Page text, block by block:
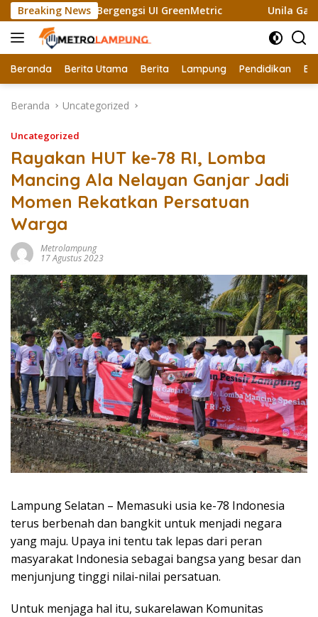
Langsung
ke
konten
Breaking News
Sertifikat Bergengsi UI GreenMetric Unila
Beranda Berita Utama Berita Lampung Pendidikan
Beranda Uncategorized
Uncategorized
Rayakan HUT ke-78 RI, Lomba
Mancing Ala Nelayan Ganjar Jadi
Momen Rekatkan Persatuan
Warga
Metrolampung
17 Agustus 2023
Lampung Selatan – Memasuki usia ke-78 Indonesia
terus berbenah dan bangkit untuk menjadi negara
yang maju. Upaya ini tentu tak lepas dari peran
masyarakat Indonesia sebagai bangsa yang besar dan
menjunjung tinggi nilai-nilai persatuan.
Untuk menjaga hal itu, sukarelawan Komunitas